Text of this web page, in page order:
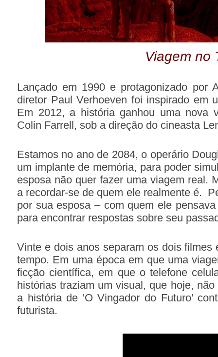
Viagem no
Lançado em 1990 e protagonizado por
diretor Paul Verhoeven foi inspirado em
Em 2012, a história ganhou uma nova
Colin Farrell, sob a direção do cineasta
Estamos no ano de 2084, o operário
um implante de memória, para poder
esposa não quer fazer uma viagem real.
a recordar-se de quem ele realmente é.
por sua esposa – com quem ele
para encontrar respostas sobre seu
Vinte e dois anos separam os dois
tempo. Em uma época em que uma
ficção científica, em que o telefone
histórias traziam um visual, que hoje,
a história de 'O Vingador do Futuro'
futurista.